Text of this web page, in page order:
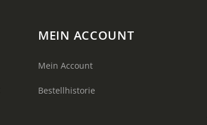
MEIN ACCOUNT
Mein Account
Bestellhistorie